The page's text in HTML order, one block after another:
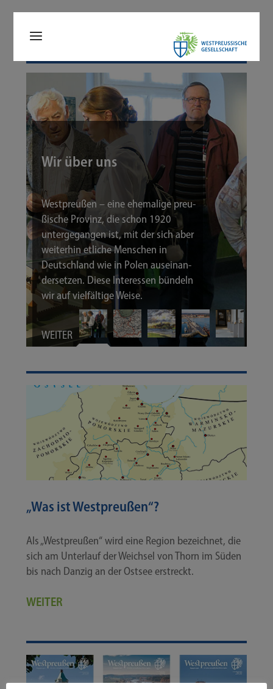
Wir über uns
West­preu­ßen – eine ehe­ma­li­ge preu­
ßi­sche Pro­vinz, die schon 1920
unter­ge­gan­gen ist, mit der sich aber
wei­ter­hin etli­che Men­schen in
Deutsch­land wie in Polen aus­ein­an­
der­set­zen. Die­se Inter­es­sen bün­deln
wir auf viel­fäl­ti­ge Weise.
WEITER
„Was ist Westpreußen“?
Als „West­preu­ßen“ wird eine Regi­on bezeich­net, die
sich am Unter­lauf der Weich­sel von Thorn im Süden
bis nach Dan­zig an der Ost­see erstreckt.
WEITER